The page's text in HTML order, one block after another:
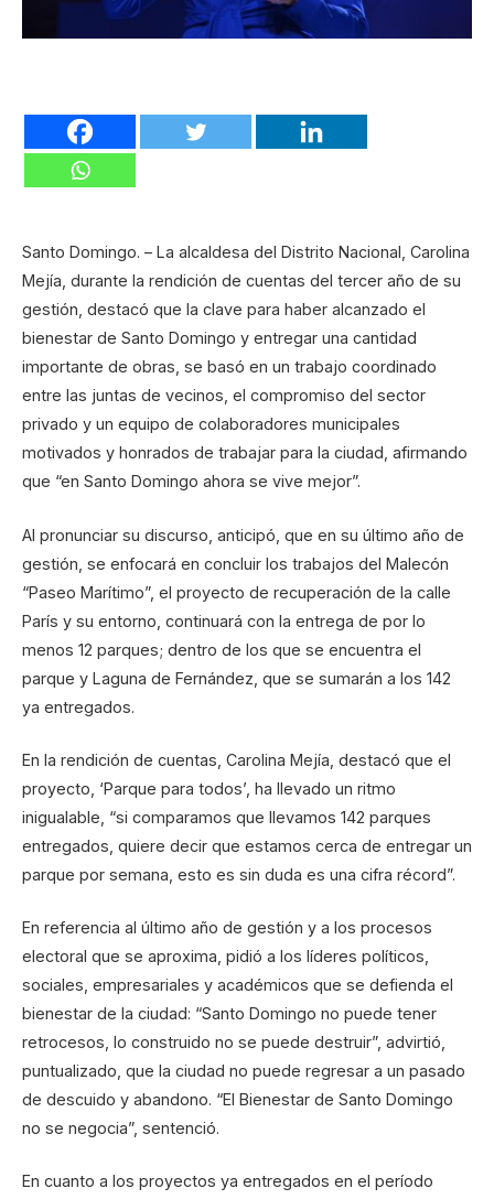
Santo Domingo. – La alcaldesa del Distrito Nacional, Carolina
Mejía, durante la rendición de cuentas del tercer año de su
gestión, destacó que la clave para haber alcanzado el
bienestar de Santo Domingo y entregar una cantidad
importante de obras, se basó en un trabajo coordinado
entre las juntas de vecinos, el compromiso del sector
privado y un equipo de colaboradores municipales
motivados y honrados de trabajar para la ciudad, afirmando
que “en Santo Domingo ahora se vive mejor”.
Al pronunciar su discurso, anticipó, que en su último año de
gestión, se enfocará en concluir los trabajos del Malecón
“Paseo Marítimo”, el proyecto de recuperación de la calle
París y su entorno, continuará con la entrega de por lo
menos 12 parques; dentro de los que se encuentra el
parque y Laguna de Fernández, que se sumarán a los 142
ya entregados.
En la rendición de cuentas, Carolina Mejía, destacó que el
proyecto, ‘Parque para todos’, ha llevado un ritmo
inigualable, “si comparamos que llevamos 142 parques
entregados, quiere decir que estamos cerca de entregar un
parque por semana, esto es sin duda es una cifra récord”.
En referencia al último año de gestión y a los procesos
electoral que se aproxima, pidió a los líderes políticos,
sociales, empresariales y académicos que se defienda el
bienestar de la ciudad: “Santo Domingo no puede tener
retrocesos, lo construido no se puede destruir”, advirtió,
puntualizado, que la ciudad no puede regresar a un pasado
de descuido y abandono. “El Bienestar de Santo Domingo
no se negocia”, sentenció.
En cuanto a los proyectos ya entregados en el período